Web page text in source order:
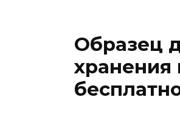
Образец
хранения